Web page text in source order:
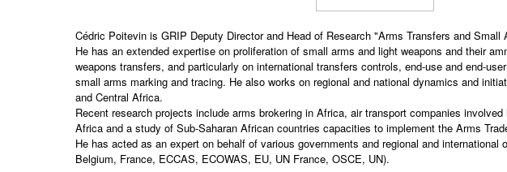
Cédric Poitevin is GRIP Deputy Director and Head of Research "Arms Transfers and Small
He has an extended expertise on proliferation of small arms and light weapons and their
weapons transfers, and particularly on international transfers controls, end-use and end-
small arms marking and tracing. He also works on regional and national dynamics and
and Central Africa.
Recent research projects include arms brokering in Africa, air transport companies
Africa and a study of Sub-Saharan African countries capacities to implement the Arms
He has acted as an expert on behalf of various governments and regional and international
Belgium, France, ECCAS, ECOWAS, EU, UN France, OSCE, UN).